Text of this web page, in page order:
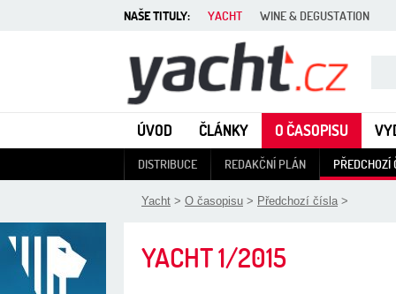
Yacht - Časopis o lodích
ÚVOD ČLÁNKY O ČASOPISU
DISTRIBUCE REDAKČNÍ PLÁN PŘEDCHOZÍ
Yacht > O časopisu > Předchozí čísla>
YACHT1/2015
NAŠE TITULY: YACHT WINE & DEGUSTATION